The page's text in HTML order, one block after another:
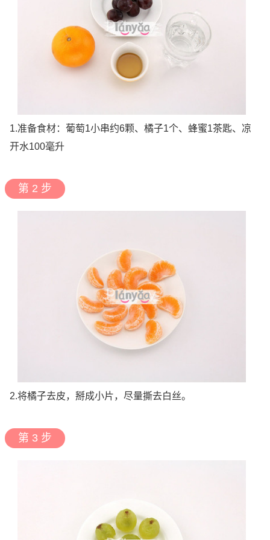
1.准备食材：葡萄1小串约6颗、橘子1个、蜂蜜1茶匙、凉
开水100毫升
第 2 步
2.将橘子去皮，掰成小片，尽量撕去白丝。
第 3 步